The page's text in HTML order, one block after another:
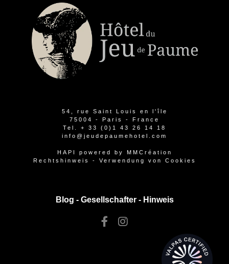
54, rue Saint Louis en l'île
75004 - Paris - France
Tel. + 33 (0)1 43 26 14 18
info@jeudepaumehotel.com
HAPI powered by
MMCréation
Rechtshinweis
- Verwendung von Cookies
Blog - Gesellschafter- Hinweis